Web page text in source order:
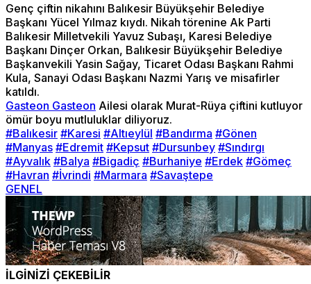
Genç çiftin nikahını Balıkesir Büyükşehir Belediye
Başkanı Yücel Yılmaz kıydı. Nikah törenine Ak Parti
Balıkesir Milletvekili Yavuz Subaşı, Karesi Belediye
Başkanı Dinçer Orkan, Balıkesir Büyükşehir Belediye
Başkanvekili Yasin Sağay, Ticaret Odası Başkanı Rahmi
Kula, Sanayi Odası Başkanı Nazmi Yarış ve misafirler
katıldı.
Gasteon Gasteon Ailesi olarak Murat-Rüya çiftini kutluyor
ömür boyu mutluluklar diliyoruz.
#Balıkesir #Karesi #Altıeylül #Bandırma #Gönen
#Manyas #Edremit #Kepsut #Dursunbey #Sındırgı
#Ayvalık #Balya #Bigadiç #Burhaniye #Erdek #Gömeç
#Havran #İvrindi #Marmara #Savaştepe
GENEL
İLGİNİZİ ÇEKEBİLİR